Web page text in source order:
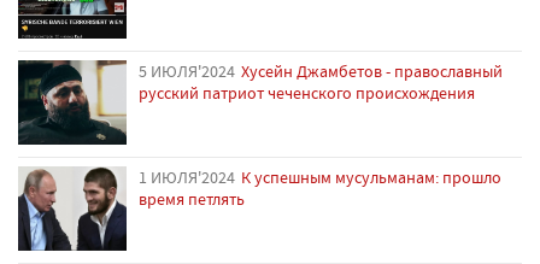
5 ИЮЛЯ'2024 Хусейн Джамбетов - православный
русский патриот чеченского происхождения
1 ИЮЛЯ'2024 К успешным мусульманам: прошло
время петлять